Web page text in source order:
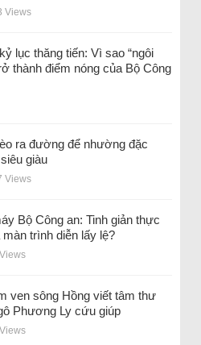
Views
lục thăng tiến: Vì sao “ngôi
thành điểm nóng của Bộ Công
ra đường để nhường đặc
giàu
Views
Bộ Công an: Tinh giản thực
trình diễn lấy lệ?
ven sông Hồng viết tâm thư
Phương Ly cứu giúp